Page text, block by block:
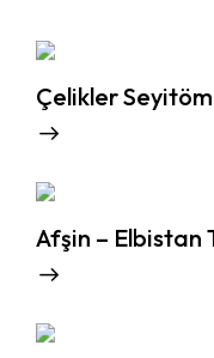
Çelikler
Afşin – Elbistan